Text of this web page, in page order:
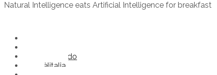
Natural Intelligence eats Artificial Intelligence for breakfast
Comèilmondo
Comèlitalia